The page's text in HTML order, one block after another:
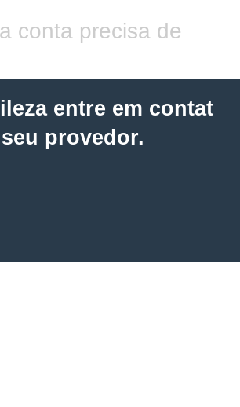
conta precisa de
entre em contat
provedor.